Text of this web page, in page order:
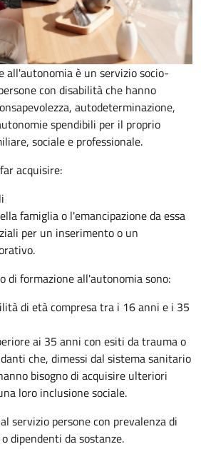
all'autonomia è un servizio socio-
con disabilità che hanno
autodeterminazione,
spendibili per il proprio
sociale e professionale.
acquisire:
famiglia o l'emancipazione da essa
per un inserimento o un
di formazione all'autonomia sono:
di età compresa tra i 16 anni e i 35
ai 35 anni con esiti da trauma o
che, dimessi dal sistema sanitario
bisogno di acquisire ulteriori
loro inclusione sociale.
servizio persone con prevalenza di
dipendenti da sostanze.